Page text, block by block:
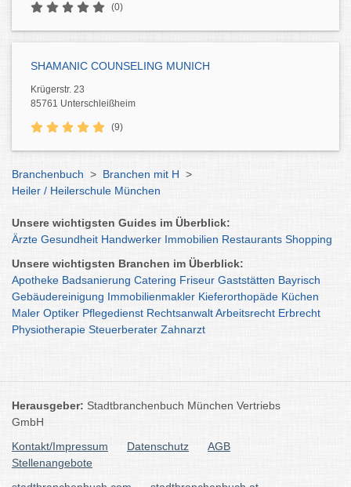
(0)
SHAMANIC COUNSELING MUNICH
Krügerstr. 23
85761 Unterschleißheim
(9)
Branchenbuch > Branchen mit H >
Heiler / Heilerschule München
Unsere wichtigsten Guides im Überblick:
Ärzte Gesundheit Handwerker Immobilien Restaurants Shopping
Unsere wichtigsten Branchen im Überblick:
Apotheke Badsanierung Catering Friseur Gaststätten Bayrisch
Gebäudereinigung Immobilienmakler Kieferorthopäde Küchen
Maler Optiker Pflegedienst RechtsanwaltArbeitsrecht Erbrecht
Physiotherapie Steuerberater Zahnarzt
Herausgeber: Stadtbranchenbuch München Vertriebs
GmbH
Kontakt/Impressum
Datenschutz
AGB
Stellenangebote